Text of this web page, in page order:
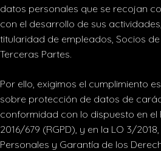
datos personales que se recojan
con el desarrollo de sus
titularidad de empleados, Socios
Terceras Partes.
Por ello, exigimos el cumplimiento
sobre protección de datos de
conformidad con lo dispuesto en el
2016/679 (RGPD), y en la LO 3/
Personales y Garantía de los